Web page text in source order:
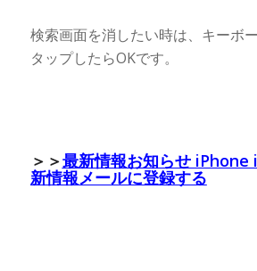
検索画面を消したい時は、キーボ
タップしたらOKです。
＞＞最新情報お知らせ iPhone
新情報メールに登録する